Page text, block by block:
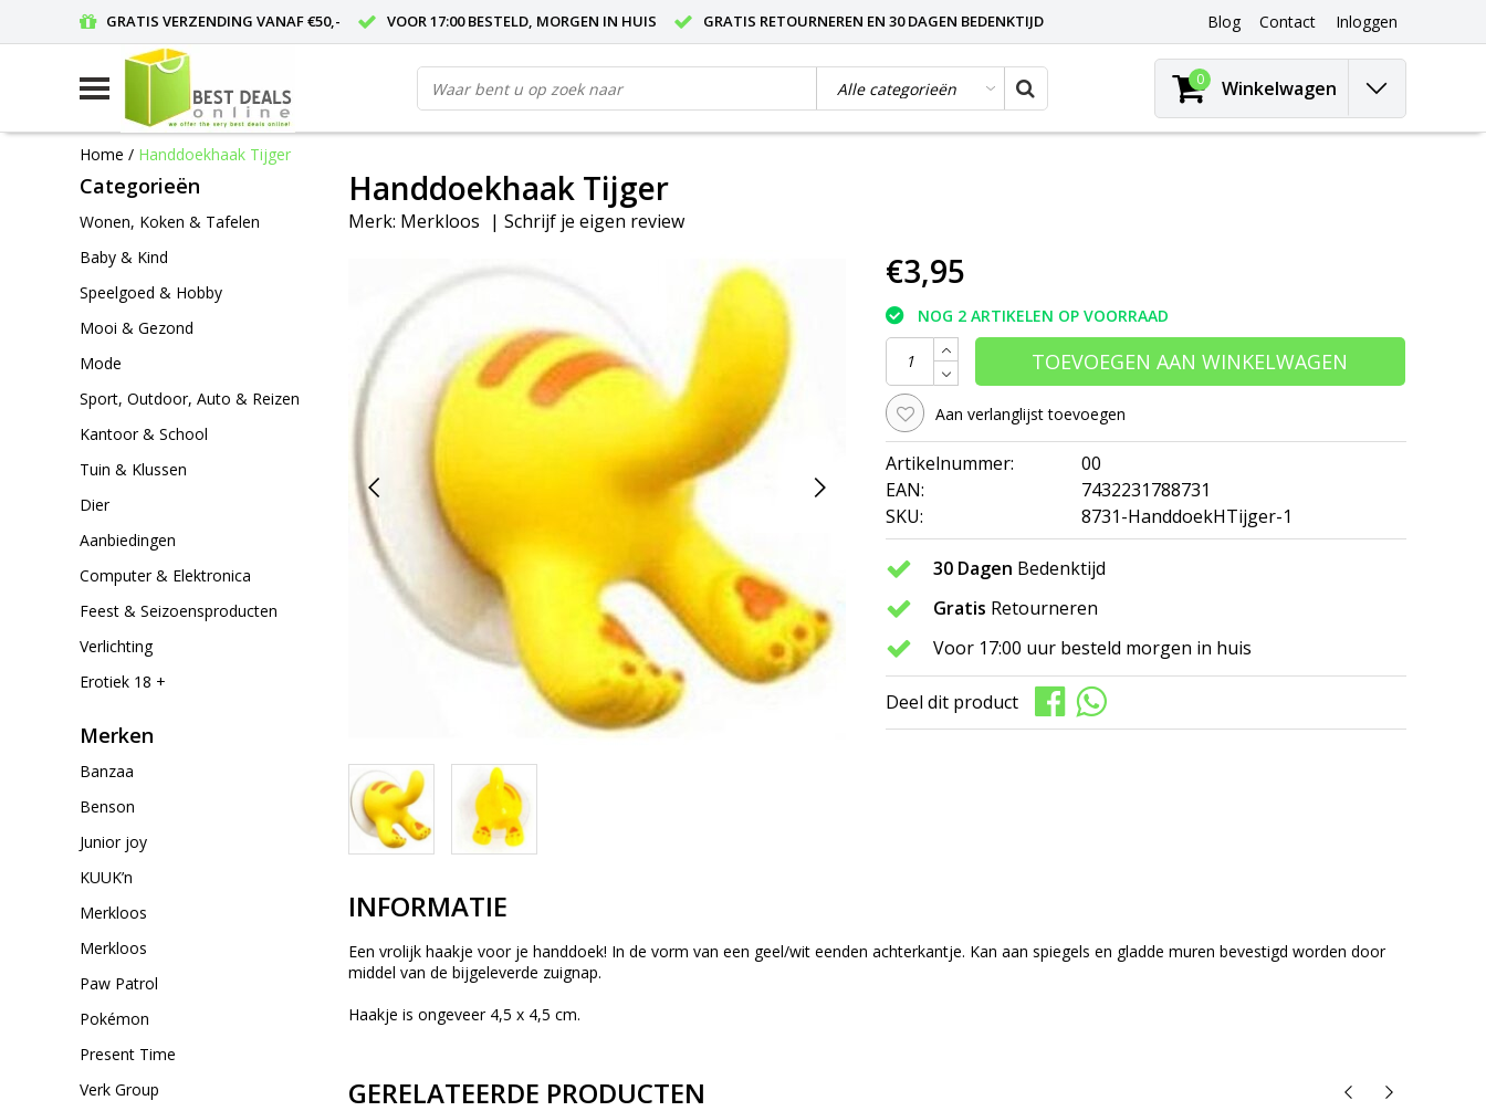
GRATIS VERZENDING VANAF €50,- VOOR 17:00 BESTELD, MORGEN IN HUIS GRATIS RETOURNEREN EN 30 DAGEN BEDENKTIJD Blog Contact Inloggen
0 Winkelwagen
Home / Handdoekhaak Tijger
Categorieën
Wonen, Koken & Tafelen
Baby & Kind
Speelgoed & Hobby
Mooi & Gezond
Mode
Sport, Outdoor, Auto & Reizen
Kantoor & School
Tuin & Klussen
Dier
Aanbiedingen
Computer & Elektronica
Feest & Seizoensproducten
Verlichting
Erotiek 18 +
Merken
Banzaa
Benson
Junior joy
KUUK’n
Merkloos
Merkloos
Paw Patrol
Pokémon
Present Time
Verk Group
Handdoekhaak Tijger
Merk: Merkloos | Schrijf je eigen review
€3,95
NOG 2 ARTIKELEN OP VOORRAAD
TOEVOEGEN AAN WINKELWAGEN
Aan verlanglijst toevoegen
Artikelnummer:
00
EAN:
7432231788731
SKU:
8731-HanddoekHTijger-1
30 Dagen Bedenktijd
Gratis Retourneren
Voor 17:00 uur besteld morgen in huis
Deel dit product
INFORMATIE
Een vrolijk haakje voor je handdoek! In de vorm van een geel/wit eenden achterkantje. Kan aan spiegels en gladde muren bevestigd worden door
middel van de bijgeleverde zuignap.
Haakje is ongeveer 4,5 x 4,5 cm.
GERELATEERDE PRODUCTEN